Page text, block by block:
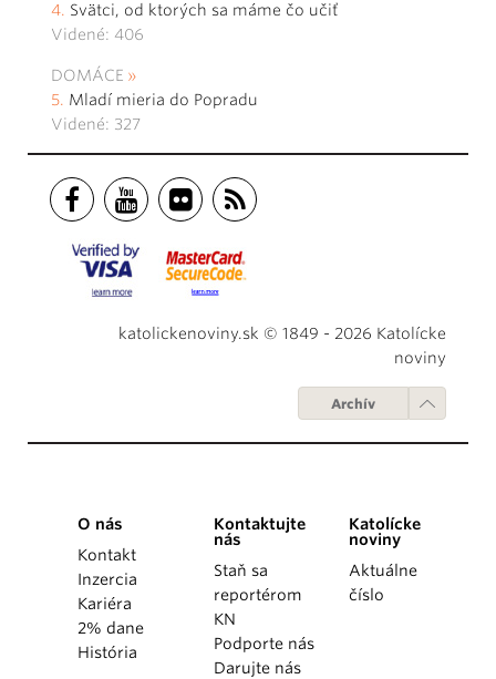
Svätci, od ktorých sa máme čo učiť
Videné: 406
DOMÁCE
Mladí mieria do Popradu
Videné: 327
katolickenoviny.sk © 1849 - 2026 Katolícke
noviny
Archív
O nás
Kontakt
Inzercia
Kariéra
2% dane
História
Kontaktujte
nás
Staň sa
reportérom
KN
Podporte nás
Darujte nás
Katolícke
noviny
Aktuálne
číslo